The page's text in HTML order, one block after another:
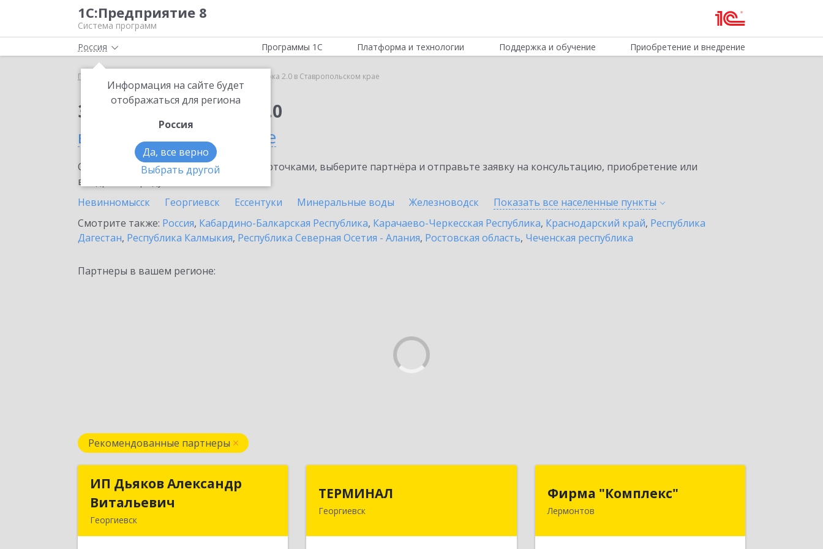
1С:Предприятие 8
Система программ
Россия
Информация на сайте будет
отображаться для региона
Россия
Да, все верно
Выбрать другой
Программы 1С Платформа и технологии Поддержка и обучение Приобретение и внедрение
Главная 1С:Сверка 2.0 в Ставропольском крае
Заказать 1С:Сверка 2.0
в Ставропольском крае
Ознакомьтесь с информационными карточками, выберите партнёра и отправьте заявку на консультацию, приобретение или
внедрение продукта.
Невинномысск
Георгиевск Ессентуки Минеральные воды Железноводск Показать все населенные пункты
Смотрите также: Россия, Кабардино-Балкарская Республика, Карачаево-Черкесская Республика, Краснодарский край, Республика
Дагестан, Республика Калмыкия, Республика Северная Осетия - Алания, Ростовская область, Чеченская республика
Партнеры в вашем регионе:
Рекомендованные партнеры
ИП Дьяков Александр
Витальевич
Георгиевск
ИП Дьяков Александр
ТЕРМИНАЛ
Георгиевск357820, Ставропольский край,
Фирма "Комплекс"
Лермонтов357348, Ставропольский край,